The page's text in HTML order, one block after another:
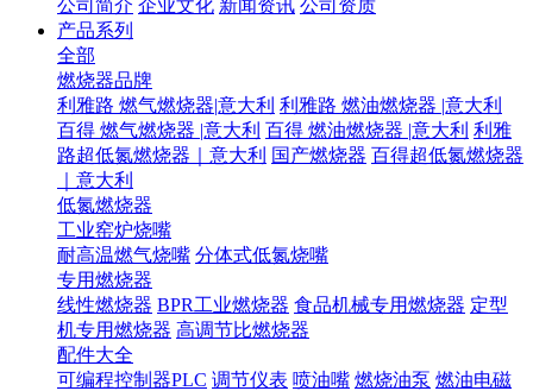
公司简介 企业文化 新闻资讯 公司资质
产品系列
全部
燃烧器品牌
利雅路 燃气燃烧器|意大利 利雅路 燃油燃烧器 |意大利
百得 燃气燃烧器 |意大利 百得 燃油燃烧器 |意大利 利雅
路超低氮燃烧器｜意大利 国产燃烧器 百得超低氮燃烧器
｜意大利
低氮燃烧器
工业窑炉烧嘴
耐高温燃气烧嘴 分体式低氮烧嘴
专用燃烧器
线性燃烧器 BPR工业燃烧器 食品机械专用燃烧器 定型
机专用燃烧器 高调节比燃烧器
配件大全
可编程控制器PLC 调节仪表 喷油嘴 燃烧油泵 燃油电磁